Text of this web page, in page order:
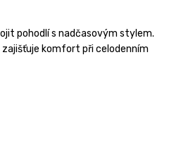
pohodlí s nadčasovým stylem.
komfort při celodenním